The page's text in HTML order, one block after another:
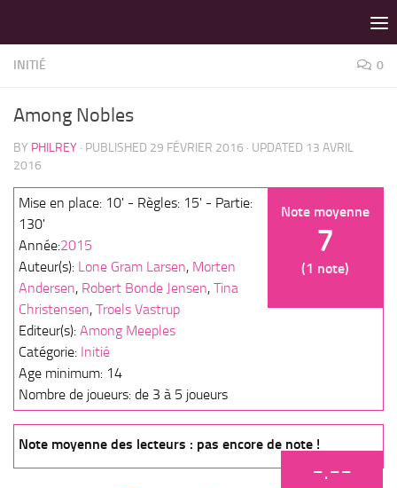
INITIÉ 0
Among Nobles
BY PHILREY · PUBLISHED 29 FÉVRIER 2016 · UPDATED 13 AVRIL
2016
Note moyenne
7
(1 note)
Mise en place: 10' - Règles: 15' - Partie:
130'
Année:2015
Auteur(s): Lone Gram Larsen, Morten
Andersen, Robert Bonde Jensen, Tina
Christensen, Troels Vastrup
Editeur(s): Among Meeples
Catégorie: Initié
Age minimum: 14
Nombre de joueurs: de 3 à 5 joueurs
Note moyenne des lecteurs : pas encore de note !
-.--